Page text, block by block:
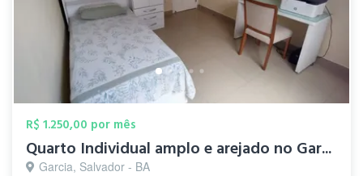
R$ 1.250,00 por mês
Quarto Individual amplo e arejado no Gar...
Garcia, Salvador - BA